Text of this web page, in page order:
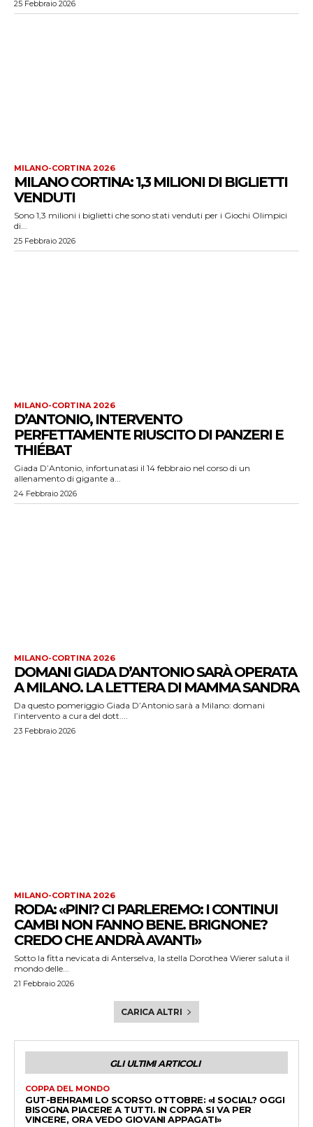
25 Febbraio 2026
MILANO-CORTINA 2026
MILANO CORTINA: 1,3 MILIONI DI BIGLIETTI
VENDUTI
Sono 1,3 milioni i biglietti che sono stati venduti per i Giochi Olimpici
di...
25 Febbraio 2026
MILANO-CORTINA 2026
D’ANTONIO, INTERVENTO
PERFETTAMENTE RIUSCITO DI PANZERI E
THIÉBAT
Giada D’Antonio, infortunatasi il 14 febbraio nel corso di un
allenamento di gigante a...
24 Febbraio 2026
MILANO-CORTINA 2026
DOMANI GIADA D’ANTONIO SARÀ OPERATA
A MILANO. LA LETTERA DI MAMMA SANDRA
Da questo pomeriggio Giada D’Antonio sarà a Milano: domani
l’intervento a cura del dott....
23 Febbraio 2026
MILANO-CORTINA 2026
RODA: «PINI? CI PARLEREMO: I CONTINUI
CAMBI NON FANNO BENE. BRIGNONE?
CREDO CHE ANDRÀ AVANTI»
Sotto la fitta nevicata di Anterselva, la stella Dorothea Wierer saluta il
mondo delle...
21 Febbraio 2026
CARICA ALTRI
GLI ULTIMI ARTICOLI
COPPA DEL MONDO
GUT-BEHRAMI LO SCORSO OTTOBRE: «I SOCIAL? OGGI
BISOGNA PIACERE A TUTTI. IN COPPA SI VA PER
VINCERE, ORA VEDO GIOVANI APPAGATI»